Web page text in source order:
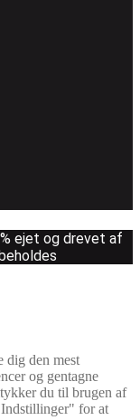
ejet og drevet af
dig den mest
og gentagne
du til brugen af
for at